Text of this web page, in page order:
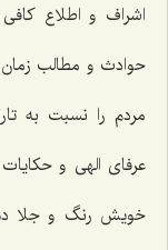
اشراف و اطلاع
حوادث و مطالب
مردم را نسبت به
عرفای الهی و
خویش رنگ و جلا